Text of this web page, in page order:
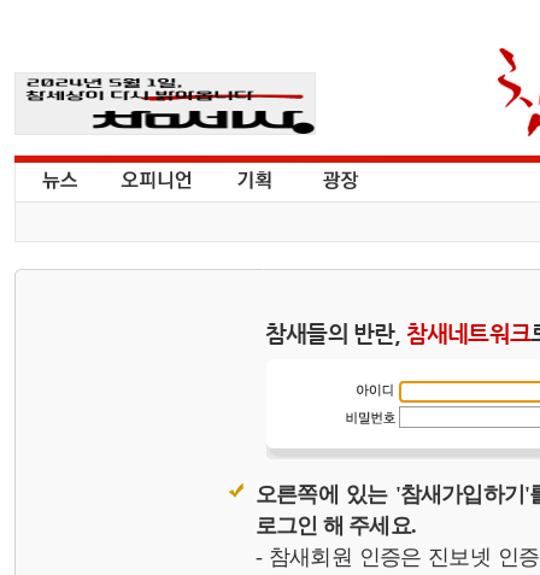
참새들의 반란, 참새네트워크
오른쪽에 있는 '참새가입하기
로그인 해 주세요.
- 참새회원 인증은 진보넷 인